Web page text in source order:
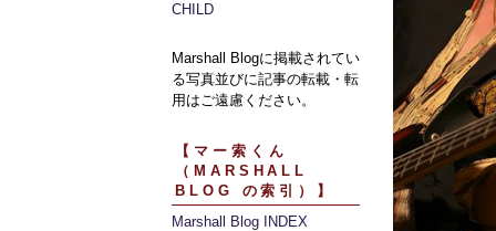
CHILD
Marshall Blogに掲載されてい
る写真並びに記事の転載・転
用はご遠慮ください。
【マー索くん
（MARSHALL
BLOG の索引）】
Marshall Blog INDEX